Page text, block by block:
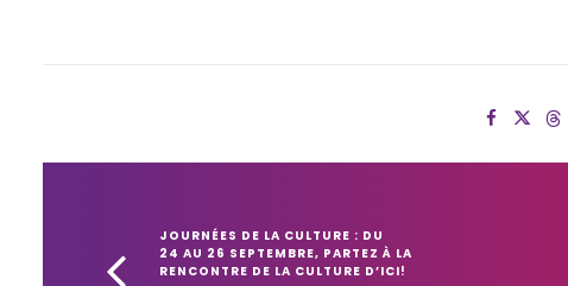
JOURNÉES DE LA CULTURE : DU
24 AU 26 SEPTEMBRE, PARTEZ À LA
RENCONTRE DE LA CULTURE D’ICI!